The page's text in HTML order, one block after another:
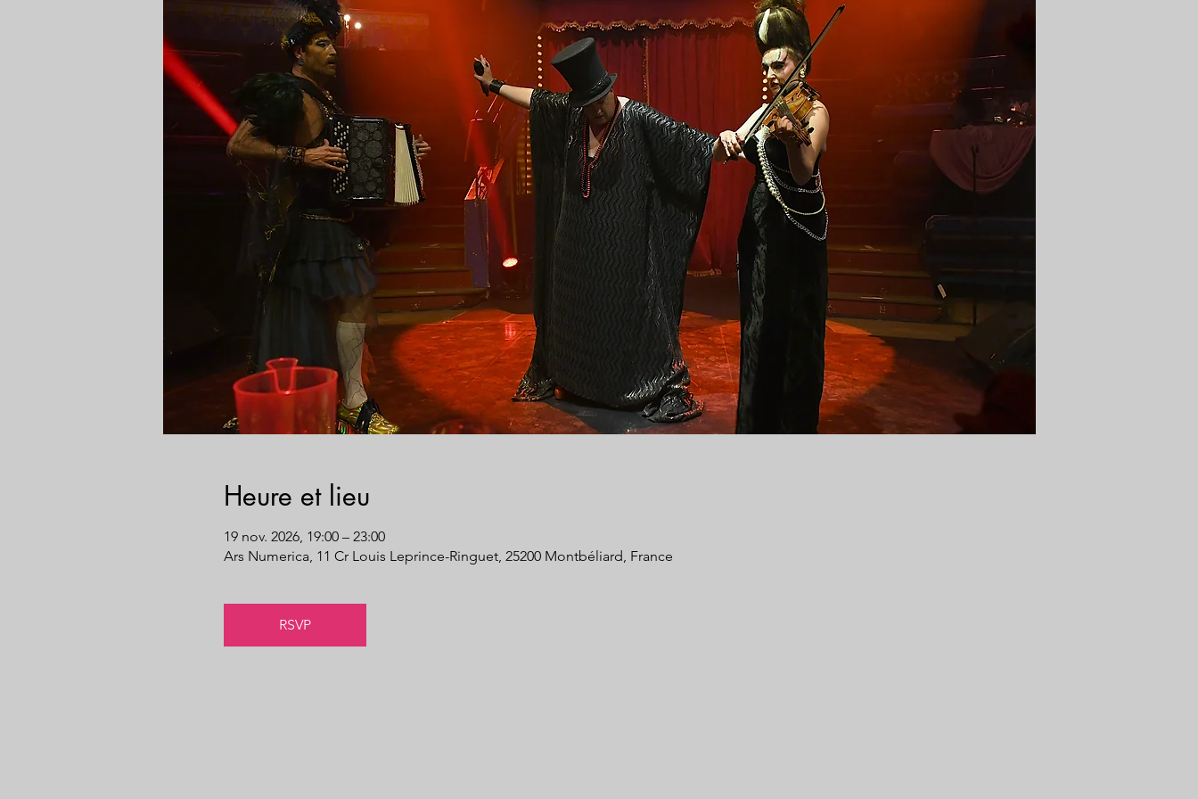
Heure et lieu
19 nov. 2026, 19:00 – 23:00
Ars Numerica, 11 Cr Louis Leprince-Ringuet, 25200 Montbéliard, France
RSVP